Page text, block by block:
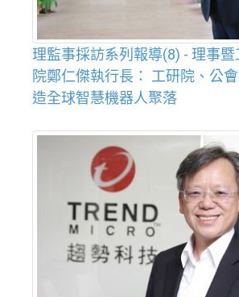
理監事採訪系列報導(8) - 理事
院鄭仁傑執行長： 工研院、公
造全球智慧機器人聚落